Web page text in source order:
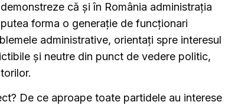
că și în România administrația
forma o generație de funcționari
administrative, orientați spre interesul
și neutre din punct de vedere politic,
De ce aproape toate partidele au interese